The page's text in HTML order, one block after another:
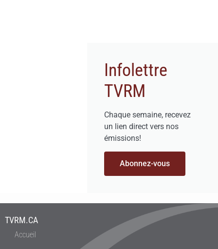
Infolettre
TVRM
Chaque semaine, recevez
un lien direct vers nos
émissions!
Abonnez-vous
TVRM.CA
Accueil